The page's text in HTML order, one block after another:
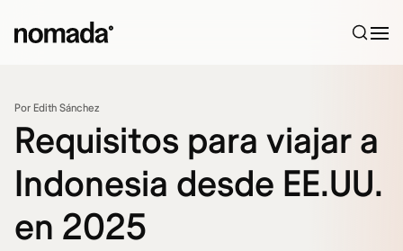
Por Edith Sánchez
Requisitos para viajar a
Indonesia desde EE.UU.
en 2025